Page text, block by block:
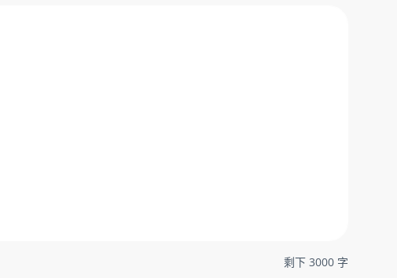
剩下 3000 字